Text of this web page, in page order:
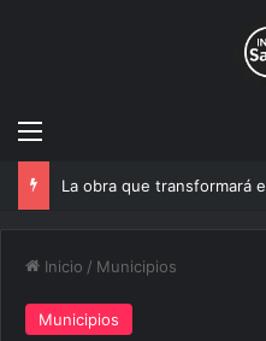
Menú
Inicio / Municipios
Municipios